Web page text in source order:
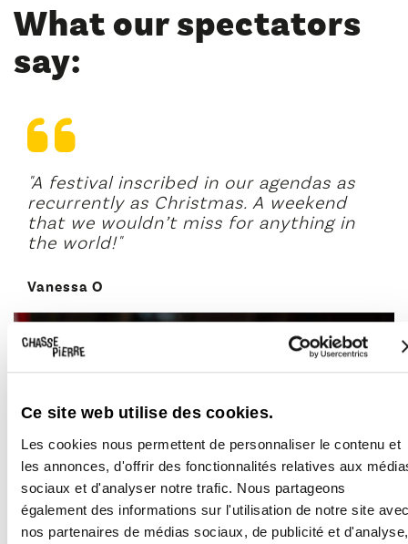
Ce site web utilise des cookies.
Les cookies nous permettent de personnaliser le contenu et
les annonces, d'offrir des fonctionnalités relatives aux
sociaux et d'analyser notre trafic. Nous partageons
également des informations sur l'utilisation de notre site
nos partenaires de médias sociaux, de publicité et d'analyse,
what our spectators
say:
"A festival inscribed in our agendas as
recurrently as Christmas. A weekend
that we wouldn’t miss for anything in
the world!"
Vanessa O
CRAFT
MARKET